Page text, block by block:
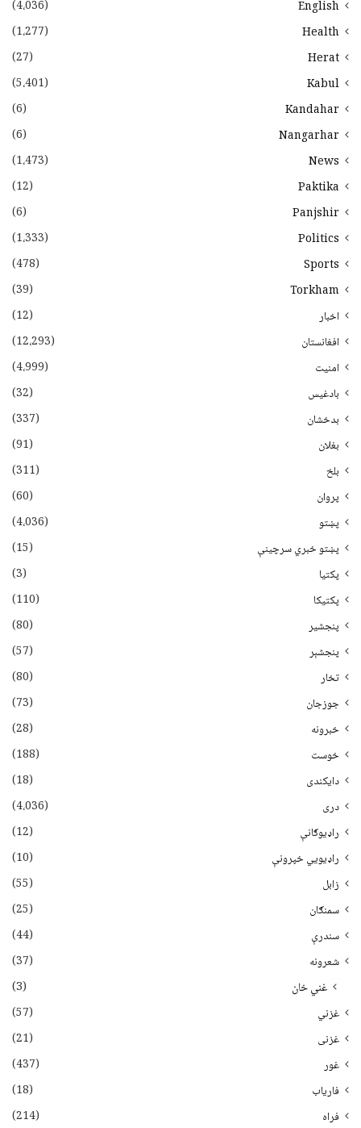
English
(4،036)
Health
(1،277)
Herat
(27)
Kabul
(5،401)
Kandahar
(6)
Nangarhar
(6)
News
(1،473)
Paktika
(12)
Panjshir
(6)
Politics
(1،333)
Sports
(478)
Torkham
(39)
اخبار
(12)
افغانستان
(12،293)
امنیت
(4،999)
بادغیس
(32)
بدخشان
(337)
بغلان
(91)
بلخ
(311)
پروان
(60)
پښتو
(4،036)
پښتو خبري سرچينې
(15)
پکتيا
(3)
پکتیکا
(110)
پنجشیر
(80)
پنجشېر
(57)
تخار
(80)
جوزجان
(73)
خبرونه
(28)
خوست
(188)
دایکندی
(18)
دری
(4،036)
راډیوګانې
(12)
راډیويي خپرونې
(10)
زابل
(55)
سمنګان
(25)
سندرې
(44)
شعرونه
(37)
غني خان
(3)
غزني
(57)
غزنی
(21)
غور
(437)
فاریاب
(18)
فراه
(214)